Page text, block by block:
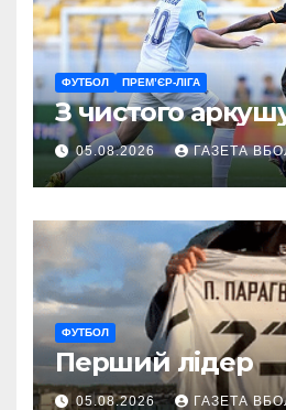
ФУТБОЛ ПРЕМ’ЄР-ЛІГА
З чистого
05.08.2026 ГАЗЕТА
ФУТБОЛ
Перший лідер
05.08.2026 ГАЗЕТА